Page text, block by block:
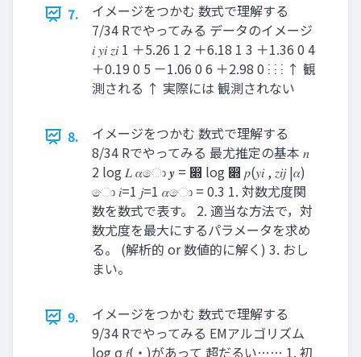
7.
イメージをつかむ 数式で理解する
7/34 Rでやってみる データのイメージ
𝑖 𝑦𝑖 𝑧𝑖 1 ＋5.26 1 2 ＋6.18 1 3 ＋1.36 0 4
＋0.19 0 5 －1.06 0 6 ＋2.98 0 ⋮ ⋮ ⋮ ↑ 観
測される ↑ 実際には 観測されない
8.
イメージをつかむ 数式で理解する
8/34 Rでやってみる 最尤推定の基本 𝑛
2 log 𝐿 𝛼ො 𝒚 = ෍ log ෍ 𝑝(𝑦𝑖 , 𝑧𝑖𝑗 |𝛼)
ො 𝑖=1 𝑗=1 𝛼ො = 0.3 1. 対数尤度関
数を数式で表す。 2. 適当な方法で，対
数尤度を最大にするパラメータを求め
る。 (解析的 or 数値的に解く) 3. おし
まい。
9.
イメージをつかむ 数式で理解する
9/34 Rでやってみる EMアルゴリズム
log σ 𝑓(・)があって 超だるい…… 1. 初